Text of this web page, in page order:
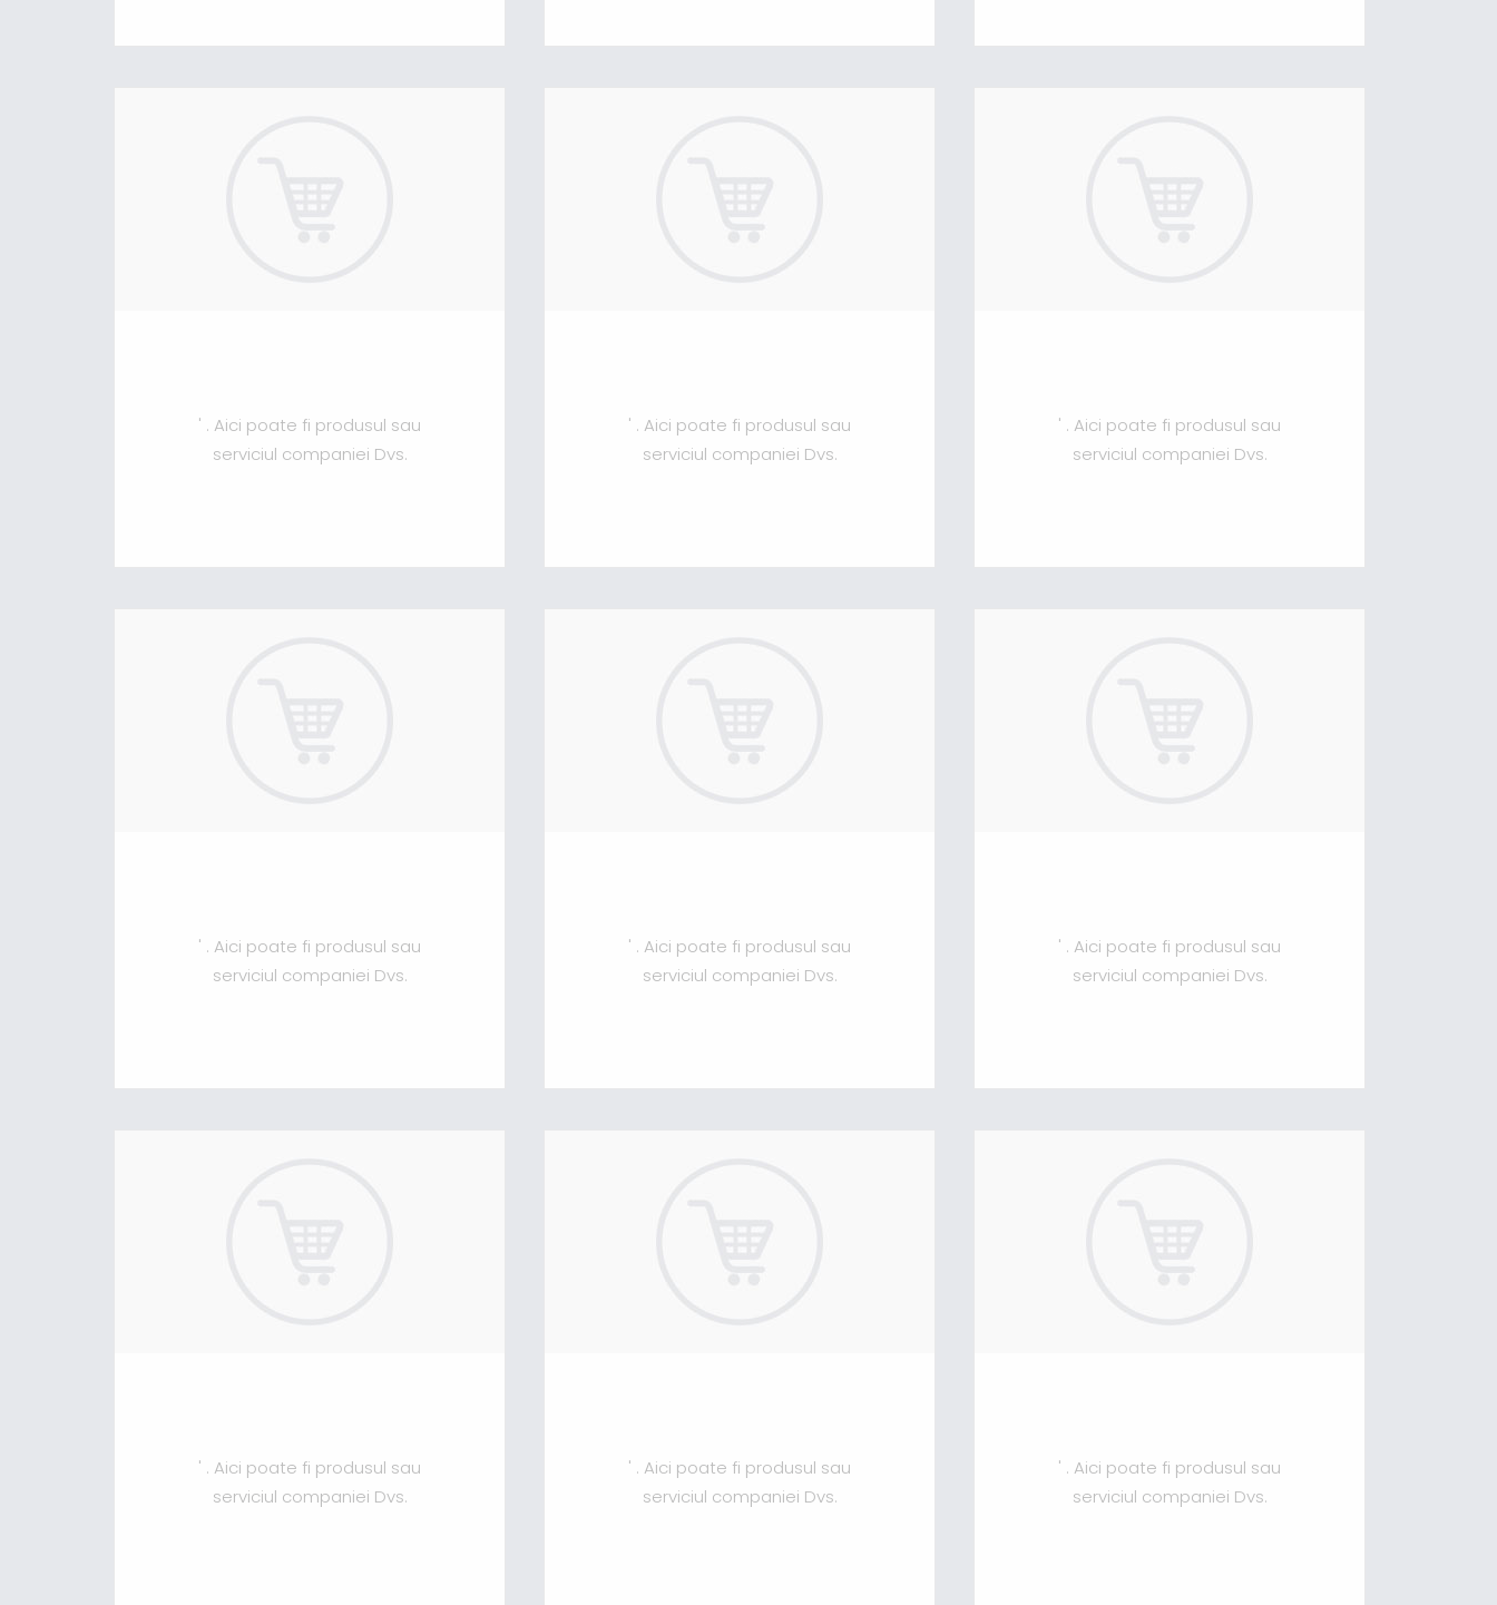
' . Aici poate fi produsul sau
serviciul companiei Dvs.
' . Aici poate fi produsul sau
serviciul companiei Dvs.
' . Aici poate fi produsul sau
serviciul companiei Dvs.
' . Aici poate fi produsul sau
serviciul companiei Dvs.
' . Aici poate fi produsul sau
serviciul companiei Dvs.
' . Aici poate fi produsul sau
serviciul companiei Dvs.
' . Aici poate fi produsul sau
serviciul companiei Dvs.
' . Aici poate fi produsul sau
serviciul companiei Dvs.
' . Aici poate fi produsul sau
serviciul companiei Dvs.